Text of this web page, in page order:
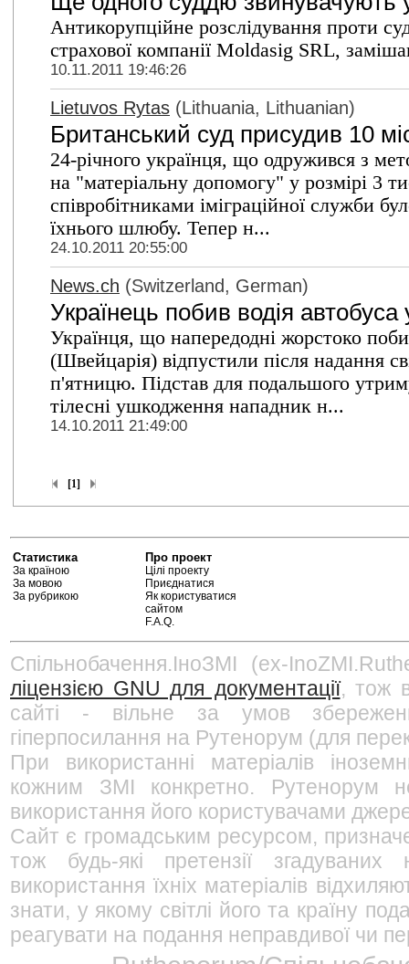
Антикорупційне розслідування проти
страхової компанії Moldasig SRL,
10.11.2011 19:46:26
Lietuvos Rytas (Lithuania, Lithuanian)
Британський суд присудив 10
24-річного українця, що одружився з
на "матеріальну допомогу" у розмірі 3
співробітниками іміграційної служби
їхнього шлюбу. Тепер н...
24.10.2011 20:55:00
News.ch (Switzerland, German)
Українець побив водія автобуса
Українця, що напередодні жорстоко
(Швейцарія) відпустили після надання
п'ятницю. Підстав для подальшого
тілесні ушкодження нападник н...
14.10.2011 21:49:00
[1]
Статистика
За країною
За мовою
За рубрикою
Про проект
Цілі проекту
Приєднатися
Як користуватися
сайтом
F.A.Q.
Спільнобачення.ІноЗМІ (ex-
ліцензією GNU для документації, тож
сайті - вільне за умов
гіперпосилання на Рутенорум (для
При використанні матеріалів
кожним ЗМІ конкретно. Рутенорум
використання його користувачами
Сайт є громадським ресурсом,
тож будь-які претензії
використання їхніх матеріалів
знати, у якому світлі його та країну
реагувати на подання неправдивої чи